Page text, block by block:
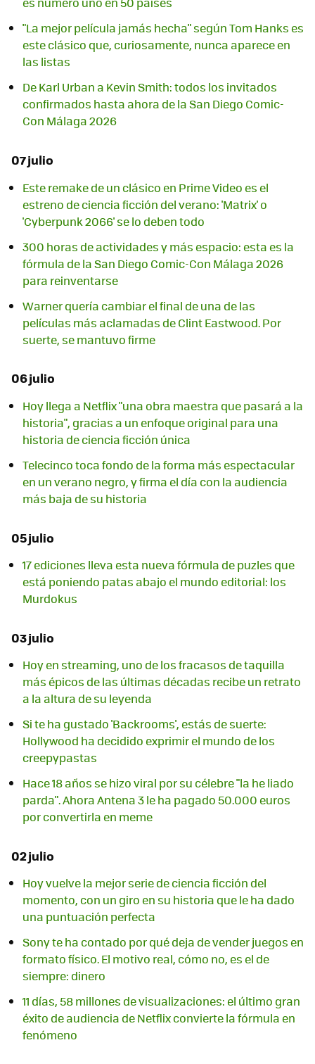
"La mejor película jamás hecha" según Tom Hanks es
este clásico que, curiosamente, nunca aparece en
las listas
De Karl Urban a Kevin Smith: todos los invitados
confirmados hasta ahora de la San Diego Comic-
Con Málaga 2026
07 julio
Este remake de un clásico en Prime Video es el
estreno de ciencia ficción del verano: 'Matrix' o
'Cyberpunk 2066' se lo deben todo
300 horas de actividades y más espacio: esta es la
fórmula de la San Diego Comic-Con Málaga 2026
para reinventarse
Warner quería cambiar el final de una de las
películas más aclamadas de Clint Eastwood. Por
suerte, se mantuvo firme
06 julio
Hoy llega a Netflix "una obra maestra que pasará a la
historia", gracias a un enfoque original para una
historia de ciencia ficción única
Telecinco toca fondo de la forma más espectacular
en un verano negro, y firma el día con la audiencia
más baja de su historia
05 julio
17 ediciones lleva esta nueva fórmula de puzles que
está poniendo patas abajo el mundo editorial: los
Murdokus
03 julio
Hoy en streaming, uno de los fracasos de taquilla
más épicos de las últimas décadas recibe un retrato
a la altura de su leyenda
Si te ha gustado 'Backrooms', estás de suerte:
Hollywood ha decidido exprimir el mundo de los
creepypastas
Hace 18 años se hizo viral por su célebre "la he liado
parda". Ahora Antena 3 le ha pagado 50.000 euros
por convertirla en meme
02 julio
Hoy vuelve la mejor serie de ciencia ficción del
momento, con un giro en su historia que le ha dado
una puntuación perfecta
Sony te ha contado por qué deja de vender juegos en
formato físico. El motivo real, cómo no, es el de
siempre: dinero
11 días, 58 millones de visualizaciones: el último gran
éxito de audiencia de Netflix convierte la fórmula en
fenómeno